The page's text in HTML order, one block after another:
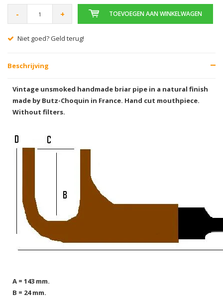
- + TOEVOEGEN AAN WINKELWAGEN
Gratis verzending vanaf € 75,00
Beschrijving
Vintage unsmoked handmade briar pipe in a natural finish
made by Butz-Choquin in France. Hand cut mouthpiece.
Without filters.
A = 143 mm.
B = 24 mm.